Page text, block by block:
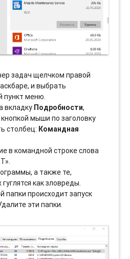
задач щелчком правой
и выбрать
пункт меню.
вкладку Подробности,
мыши по заголовку
столбец: Командная
в командной строке слова
а также те,
как зловреды.
папки происходит запуск
эти папки.